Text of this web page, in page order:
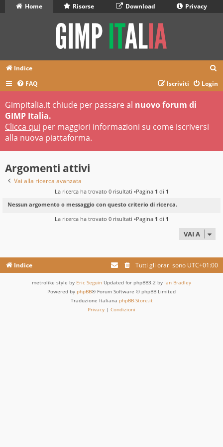
Home Risorse Download Privacy
Indice
r
FAQ Login
Iscriviti
Gimpitalia.it chiude per passare al nuovo forum di
GIMP Italia.
Clicca qui per maggiori informazioni su come iscriversi
alla nuova piattaforma.
Argomenti attivi
Vai alla ricerca avanzata
La ricerca ha trovato 0 risultati •Pagina 1 di 1
Nessun argomento o messaggio con questo criterio di ricerca.
La ricerca ha trovato 0 risultati •Pagina 1 di 1
VAI A
Indice Tutti gli orari sono UTC+01:00
metrolike style by Eric Seguin Updated for phpBB3.2 by Ian Bradley
Powered by phpBB® Forum Software © phpBB Limited
Traduzione Italiana phpBB-Store.it
Privacy | Condizioni